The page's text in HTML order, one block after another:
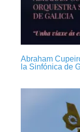
Abraham
la Sinfónica de